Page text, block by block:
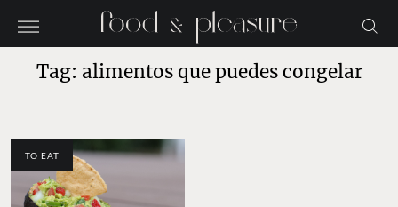
Tag: alimentos que puedes congelar
TO EAT